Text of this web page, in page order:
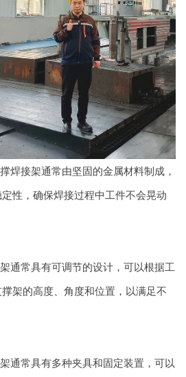
接架通常由坚固的金属材料制成，
性，确保焊接过程中工件不会晃动
常具有可调节的设计，可以根据工
架的高度、角度和位置，以满足不
常具有多种夹具和固定装置，可以